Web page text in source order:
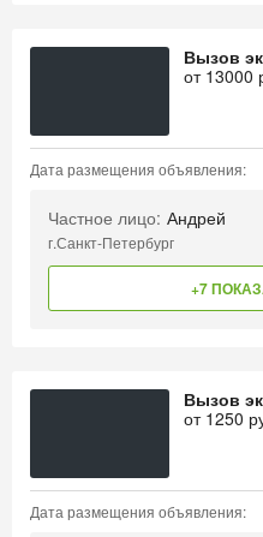
Вызов
от 13000
Дата размещения объявления:
Частное лицо: Андрей
г.Санкт-Петербург
+7
Вызов
от 1250
Дата размещения объявления: